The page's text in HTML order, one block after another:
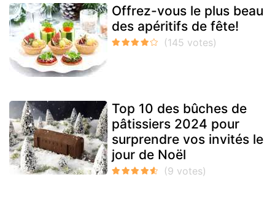
Offrez-vous le plus beau
des apéritifs de fête!
Top 10 des bûches de
pâtissiers 2024 pour
surprendre vos invités le
jour de Noël